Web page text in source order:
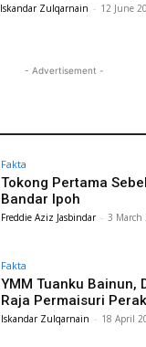
Iskandar Zulqarnain - 12 June
- Advertisement -
Fakta
Tokong Pertama
Bandar Ipoh
Freddie Aziz Jasbindar - 3 March
Fakta
YMM Tuanku Bainun,
Raja Permaisuri Perak
Iskandar Zulqarnain - 18 April